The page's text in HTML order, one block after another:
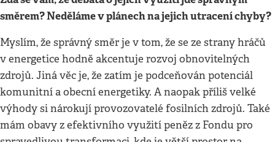
směrem? Neděláme v plánech na jejich utracení chyby?
Myslím, že správný směr je v tom, že se ze strany hráčů
v energetice hodně akcentuje rozvoj obnovitelných
zdrojů. Jiná věc je, že zatím je podceňován potenciál
komunitní a obecní energetiky. A naopak příliš velké
výhody si nárokují provozovatelé fosilních zdrojů. Také
mám obavy z efektivního využití peněz z Fondu pro